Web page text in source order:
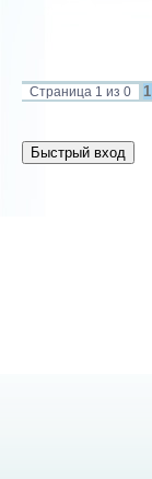
Страница 1 из 0 1